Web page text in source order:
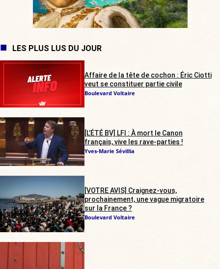
LES PLUS LUS DU JOUR
Affaire de la tête de cochon : Éric Ciotti
veut se constituer partie civile
Boulevard Voltaire
[L’ÉTÉ BV] LFI : À mort le Canon
français, vive les rave-parties !
Yves-Marie Sévillia
[VOTRE AVIS] Craignez-vous,
prochainement, une vague migratoire
sur la France ?
Boulevard Voltaire